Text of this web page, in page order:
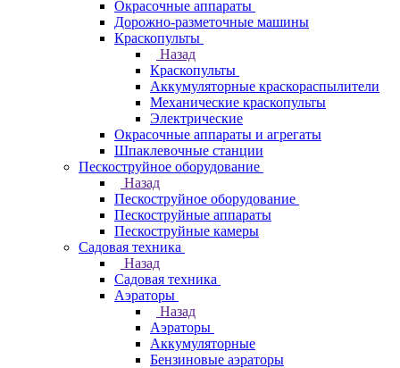
Окрасочные аппараты
Дорожно-разметочные машины
Краскопульты
Назад
Краскопульты
Аккумуляторные краскораспылители
Механические краскопульты
Электрические
Окрасочные аппараты и агрегаты
Шпаклевочные станции
Пескоструйное оборудование
Назад
Пескоструйное оборудование
Пескоструйные аппараты
Пескоструйные камеры
Садовая техника
Назад
Садовая техника
Аэраторы
Назад
Аэраторы
Аккумуляторные
Бензиновые аэраторы